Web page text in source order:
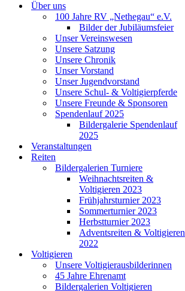
Über uns
100 Jahre RV „Nethegau“ e.V.
Bilder der Jubiläumsfeier
Unser Vereinswesen
Unsere Satzung
Unsere Chronik
Unser Vorstand
Unser Jugendvorstand
Unsere Schul- & Voltigierpferde
Unsere Freunde & Sponsoren
Spendenlauf 2025
Bildergalerie Spendenlauf
2025
Veranstaltungen
Reiten
Bildergalerien Turniere
Weihnachtsreiten &
Voltigieren 2023
Frühjahrsturnier 2023
Sommerturnier 2023
Herbstturnier 2023
Adventsreiten & Voltigieren
2022
Voltigieren
Unsere Voltigierausbilderinnen
45 Jahre Ehrenamt
Bildergalerien Voltigieren